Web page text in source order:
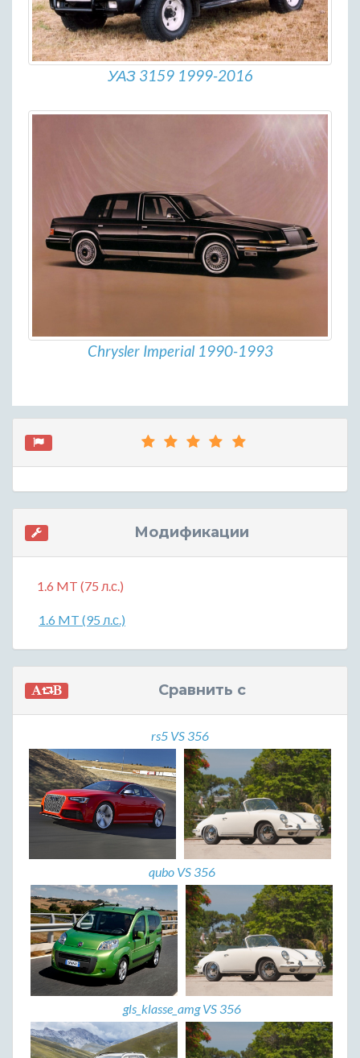
УАЗ 3159 1999-2016
Chrysler Imperial 1990-1993
Модификации
1.6 MT (75 л.с.)
1.6 MT (95 л.с.)
Сравнить с
rs5 VS 356
qubo VS 356
gls_klasse_amg VS 356